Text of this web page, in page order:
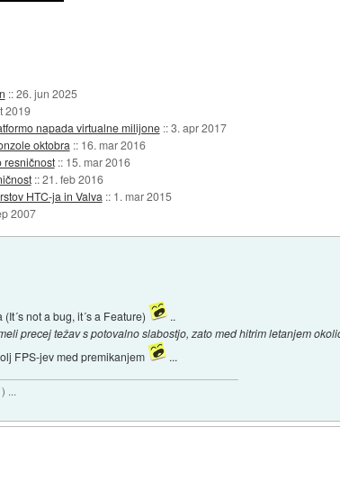
::26. jun 2025
2019
napada virtualne milijone ::3. apr 2017
oktobra :: 16. mar 2016
resničnost :: 15. mar 2016
::21. feb 2016
HTC-ja in Valva :: 1. mar 2015
2007
not a bug, it´s a Feature)
..
precej težav s potovalno slabostjo, zato med hitrim letanjem
FPS-jev med premikanjem
...
...